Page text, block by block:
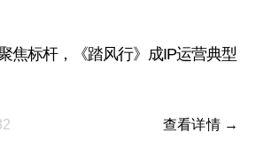
焦标杆，《踏风行》成IP运营典型
查看详情 →